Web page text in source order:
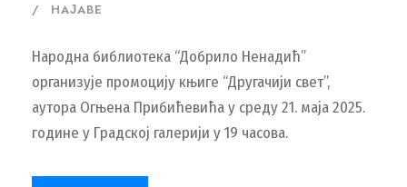
НАЈАВЕ
Народна библиотека “Добрило Ненадић”
организује промоцију књиге “Другачији свет”,
аутора Огњена Прибићевића у среду 21. маја 2025.
године у Градској галерији у 19 часова.